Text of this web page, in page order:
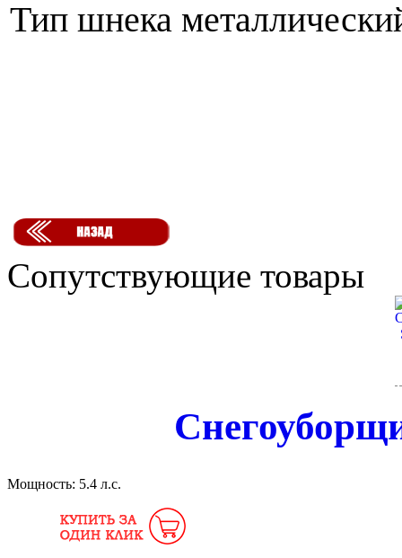
Тип шнека
Сопутствующие товары
Мощность: 5.4 л.с.